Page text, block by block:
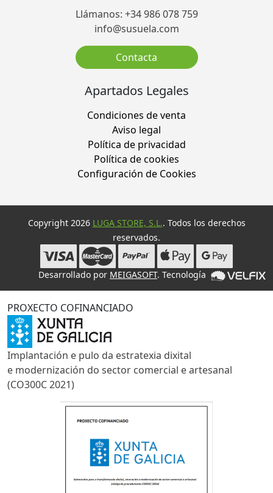
Llámanos: +34 986 078 759
info@susuela.com
Contacta
Apartados Legales
Condiciones de venta
Aviso legal
Política de privacidad
Política de cookies
Configuración de Cookies
Copyright 2026 LUGA STORE, S.L.. Todos los derechos
reservados.
Desarrollado por MEIGASOFT. Tecnología
PROXECTO COFINANCIADO
Implantación e pulo da estratexia dixital
e modernización do sector comercial e artesanal
(CO300C 2021)